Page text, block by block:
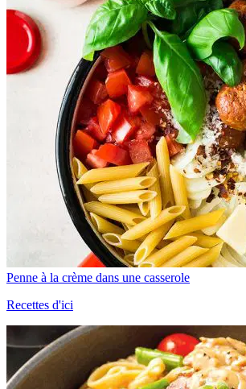
Penne à la crème dans une casserole
Recettes d'ici